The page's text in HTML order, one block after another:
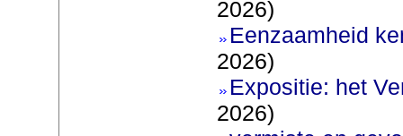
2026)
Eenzaamheid
2026)
Expositie: het
2026)